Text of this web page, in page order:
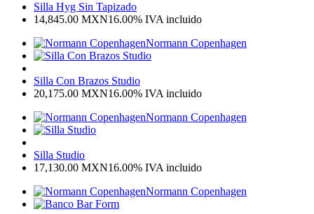
Silla Hyg Sin Tapizado
14,845.00 MXN16.00% IVA incluido
Normann Copenhagen
Silla Con Brazos Studio
20,175.00 MXN16.00% IVA incluido
Normann Copenhagen
Silla Studio
17,130.00 MXN16.00% IVA incluido
Normann Copenhagen